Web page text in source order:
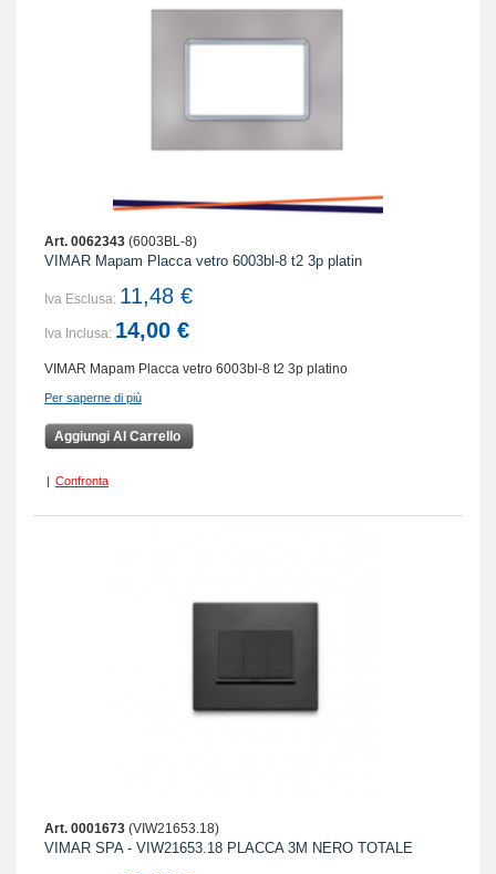
Art. 0062343 (6003BL-8)
VIMAR Mapam Placca vetro 6003bl-8 t2 3p platin
Iva Esclusa: 11,48 €
Iva Inclusa: 14,00 €
VIMAR Mapam Placca vetro 6003bl-8 t2 3p platino
Per saperne di più
Aggiungi Al Carrello
| Confronta
Art. 0001673 (VIW21653.18)
VIMAR SPA - VIW21653.18 PLACCA 3M NERO TOTALE